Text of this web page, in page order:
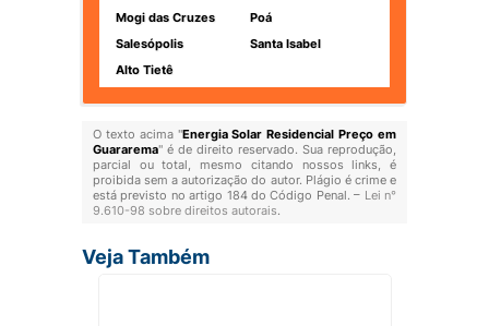
Mogi das Cruzes
Poá
Salesópolis
Santa Isabel
Alto Tietê
O texto acima "Energia Solar Residencial Preço em
Guararema" é de direito reservado. Sua reprodução,
parcial ou total, mesmo citando nossos links, é
proibida sem a autorização do autor. Plágio é crime e
está previsto no artigo 184 do Código Penal. – Lei n°
9.610-98 sobre direitos autorais.
Veja Também